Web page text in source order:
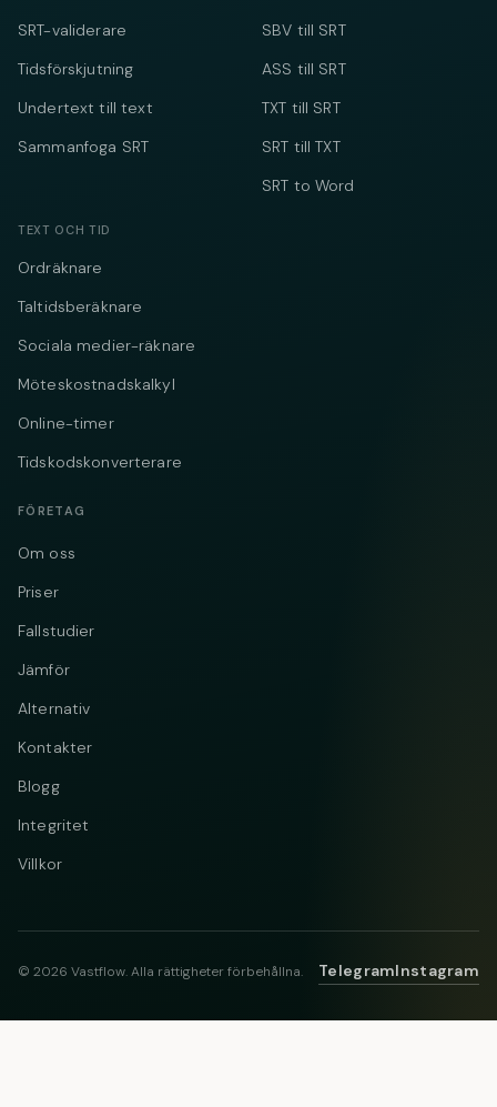
SRT-validerare
Tidsförskjutning
Undertext till text
Sammanfoga SRT
SBV till SRT
ASS till SRT
TXT till SRT
SRT till TXT
SRT to Word
TEXT OCH TID
Ordräknare
Taltidsberäknare
Sociala medier-räknare
Möteskostnadskalkyl
Online-timer
Tidskodskonverterare
FÖRETAG
Om oss
Priser
Fallstudier
Jämför
Alternativ
Kontakter
Blogg
Integritet
Villkor
© 2026 Vastflow. Alla rättigheter förbehållna. TelegramInstagram